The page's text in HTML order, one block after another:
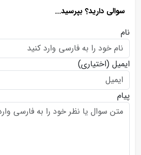
سوالی دارید؟ بپرسید...
نام
ایمیل (اختیاری)
پیام